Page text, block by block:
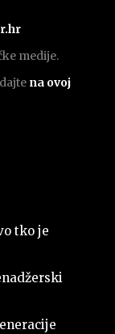
medije.
na ovoj
tko je